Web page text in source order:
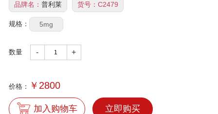
品牌名： 普利莱 货号： C2479
规格： 5mg
数量 - +
价格： ￥ 2800
加入购物车 立即购买